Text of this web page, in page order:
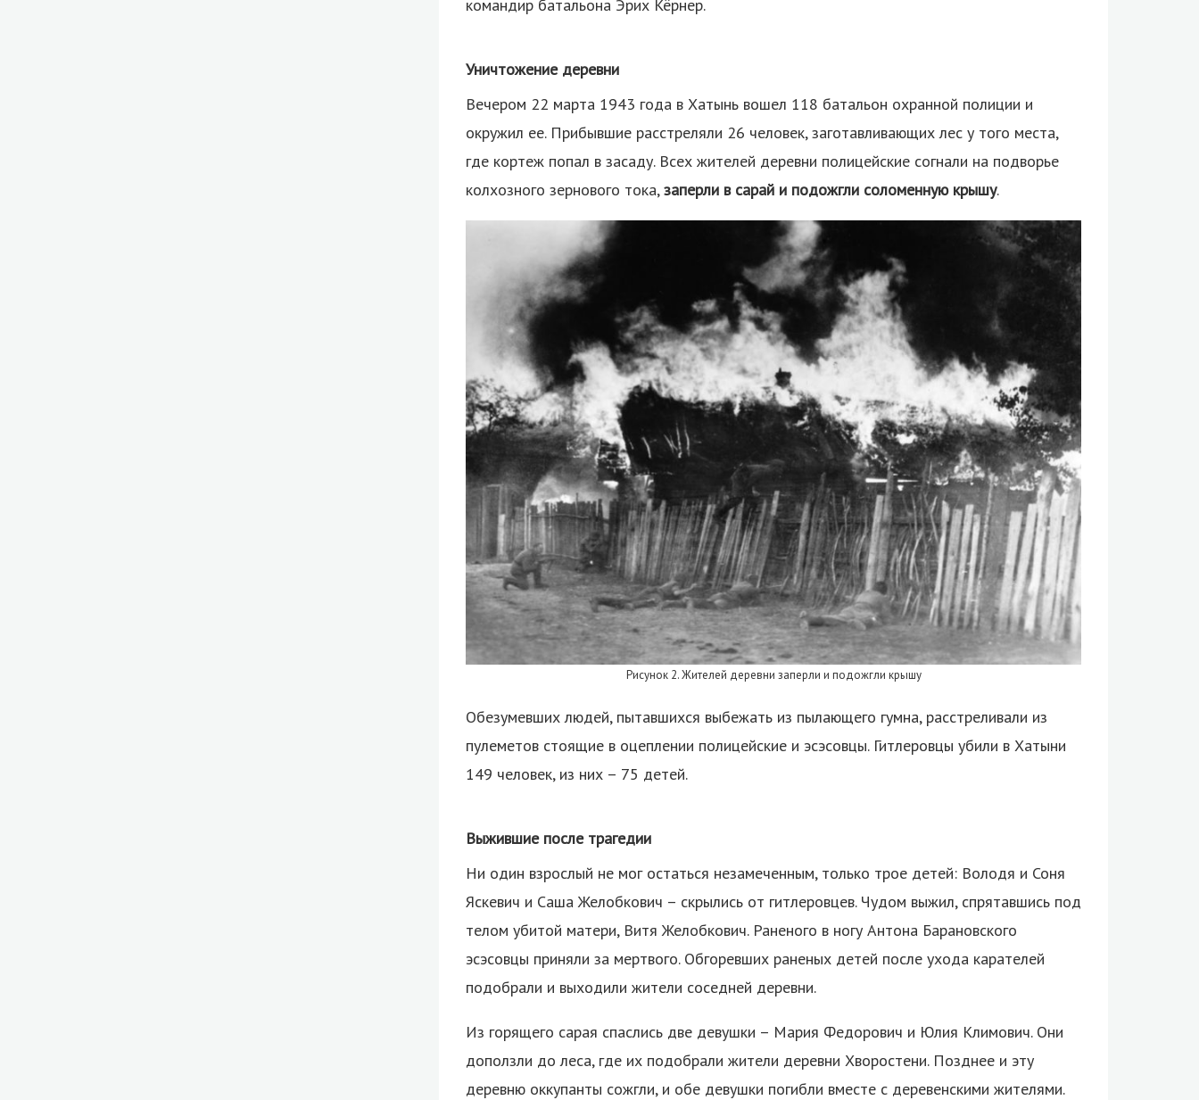
командир батальона Эрих Кёрнер.
Уничтожение деревни
Вечером 22 марта 1943 года в Хатынь вошел 118 батальон охранной полиции и
окружил ее. Прибывшие расстреляли 26 человек, заготавливающих лес у того места,
где кортеж попал в засаду. Всех жителей деревни полицейские согнали на подворье
колхозного зернового тока,заперли в сарай и подожгли соломенную крышу.
Рисунок 2. Жителей деревни заперли и подожгли крышу
Обезумевших людей, пытавшихся выбежать из пылающего гумна, расстреливали из
пулеметов стоящие в оцеплении полицейские и эсэсовцы. Гитлеровцы убили в Хатыни
149 человек, из них – 75 детей.
Выжившие после трагедии
Ни один взрослый не мог остаться незамеченным, только трое детей: Володя и Соня
Яскевич и Саша Желобкович – скрылись от гитлеровцев. Чудом выжил, спрятавшись под
телом убитой матери, Витя Желобкович. Раненого в ногу Антона Барановского
эсэсовцы приняли за мертвого. Обгоревших раненых детей после ухода карателей
подобрали и выходили жители соседней деревни.
Из горящего сарая спаслись две девушки – Мария Федорович и Юлия Климович. Они
доползли до леса, где их подобрали жители деревни Хворостени. Позднее и эту
деревню оккупанты сожгли, и обе девушки погибли вместе с деревенскими жителями.